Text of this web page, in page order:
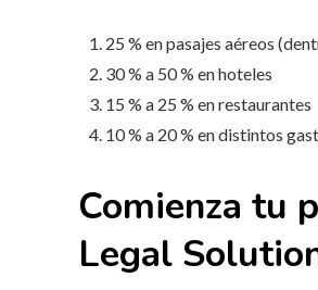
25 % en pasajes aéreos
30 % a 50 % en hoteles
15 % a 25 % en restaurantes
10 % a 20 % en distintos
Comienza tu
Legal